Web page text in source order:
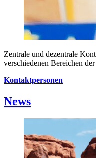
Zentrale und dezentrale
verschiedenen Bereichen
Kontaktpersonen
News